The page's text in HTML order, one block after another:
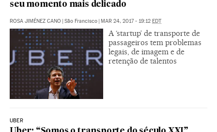
seu momento mais delicado
ROSA JIMÉNEZ CANO São Francisco MAR 24, 2017 - 19:12 EDT
A ‘startup’ de transporte de
passageiros tem problemas
legais, de imagem e de
retenção de talentos
UBER